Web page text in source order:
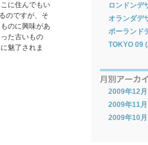
に住んでもい
のですが、そ
のに興味があ
た古いもの
魅了されま
ロンドンデ
オランダデ
ポーランド
TOKYO 09
2009年12
2009年11
2009年10